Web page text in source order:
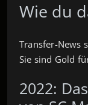
Wie du
Transfer-News
Sie sind Gold
2022: